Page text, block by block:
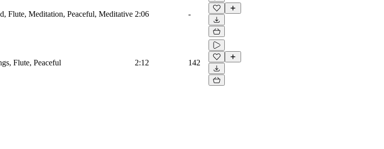
Flute, Meditation, Peaceful, Meditative 2:06 -
Flute, Peaceful 2:12 142